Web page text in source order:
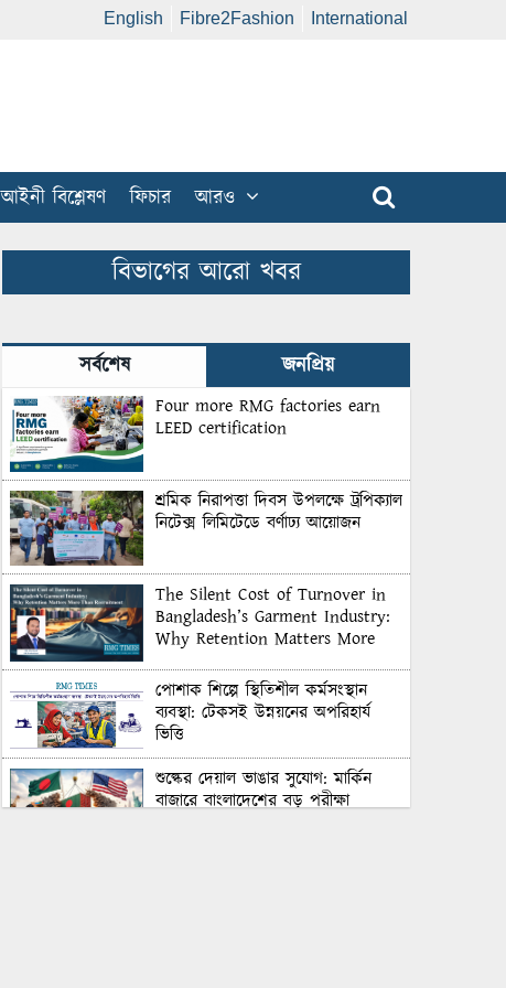
English Fibre2Fashion International
আইনী বিশ্লেষণ ফিচার আরও
বিভাগের আরো খবর
সর্বশেষ জনপ্রিয়
Four more RMG factories earn
LEED certification
শ্রমিক নিরাপত্তা দিবস উপলক্ষে ট্রপিক্যাল
নিটেক্স লিমিটেডে বর্ণাঢ্য আয়োজন
The Silent Cost of Turnover in
Bangladesh’s Garment Industry:
Why Retention Matters More
পোশাক শিল্পে স্থিতিশীল কর্মসংস্থান
ব্যবস্থা: টেকসই উন্নয়নের অপরিহার্য
ভিত্তি
শুল্কের দেয়াল ভাঙার সুযোগ: মার্কিন
বাজারে বাংলাদেশের বড় পরীক্ষা